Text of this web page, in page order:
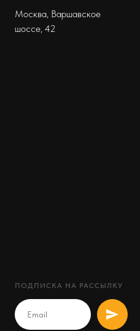
Москва, Варшавское
шоссе, 42
ПОДПИСКА НА РАССЫЛКУ